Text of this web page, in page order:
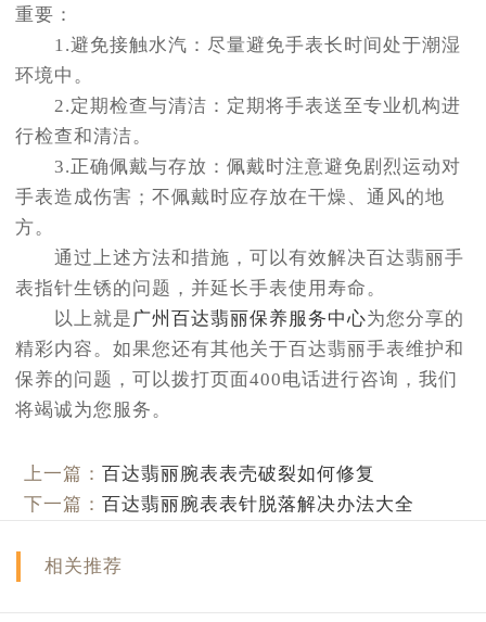
重要：
1.避免接触水汽：尽量避免手表长时间处于潮湿
环境中。
2.定期检查与清洁：定期将手表送至专业机构进
行检查和清洁。
3.正确佩戴与存放：佩戴时注意避免剧烈运动对
手表造成伤害；不佩戴时应存放在干燥、通风的地
方。
通过上述方法和措施，可以有效解决百达翡丽手
表指针生锈的问题，并延长手表使用寿命。
以上就是 广州百达翡丽保养服务中心为您分享的
精彩内容。如果您还有其他关于百达翡丽手表维护和
保养的问题，可以拨打页面400电话进行咨询，我们
将竭诚为您服务。
上一篇： 百达翡丽腕表表壳破裂如何修复
下一篇： 百达翡丽腕表表针脱落解决办法大全
相关推荐